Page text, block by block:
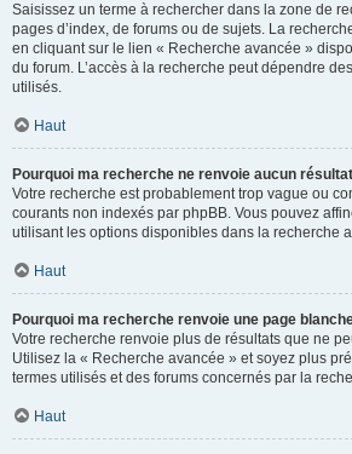
Saisissez un terme à rechercher dans la zone de
pages d’index, de forums ou de sujets. La
en cliquant sur le lien « Recherche avancée »
du forum. L’accès à la recherche peut dépendre
utilisés.
Haut
Pourquoi ma recherche ne renvoie aucun
Votre recherche est probablement trop vague ou
courants non indexés par phpBB. Vous pouvez
utilisant les options disponibles dans la recherche
Haut
Pourquoi ma recherche renvoie une page
Votre recherche renvoie plus de résultats que ne
Utilisez la « Recherche avancée » et soyez plus
termes utilisés et des forums concernés par la
Haut